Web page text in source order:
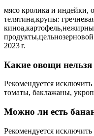
мясо кролика и индейки,
телятина,крупы:
2023 г.
Какие овощи нельзя
Рекомендуется
томаты, баклажаны,
Можно ли есть
Рекомендуется